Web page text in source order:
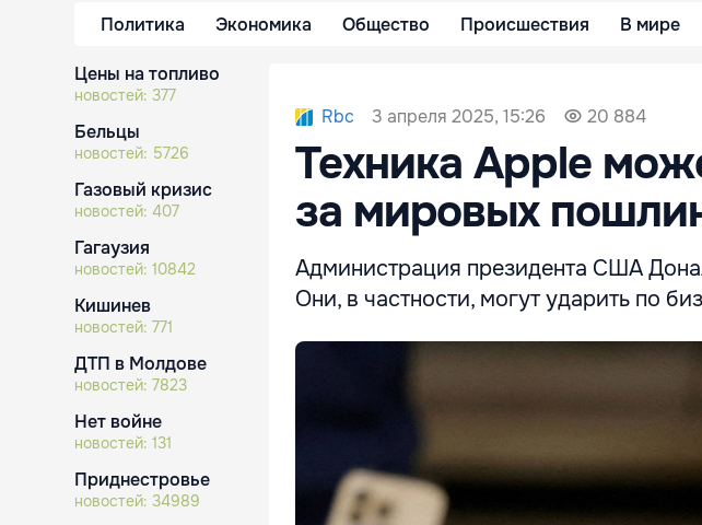
Политика Экономика Общество Происшествия В мире
Цены на топливо
новостей: 377
Бельцы
новостей: 5726
Газовый кризис
новостей: 407
Гагаузия
новостей: 10842
Кишинев
новостей: 771
ДТП в Молдове
новостей: 7823
Нет войне
новостей: 131
Приднестровье
новостей: 34989
Rbc 3 апреля 2025, 15:26 20 884
Техника Apple
за мировых
Администрация президента США
Они, в частности, могут ударить по